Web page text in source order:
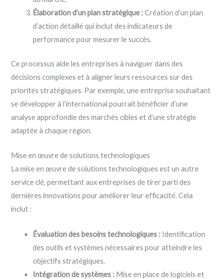
Élaboration d’un plan stratégique :Création d’un plan
d’action détaillé qui inclut des indicateurs de
performance pour mesurer le succès.
Ce processus aide les entreprises à naviguer dans des
décisions complexes et à aligner leurs ressources sur des
priorités stratégiques. Par exemple, une entreprise souhaitant
se développer à l’international pourrait bénéficier d’une
analyse approfondie des marchés cibles et d’une stratégie
adaptée à chaque région.
Mise en œuvre de solutions technologiques
La mise en œuvre de solutions technologiques est un autre
service clé, permettant aux entreprises de tirer parti des
dernières innovations pour améliorer leur efficacité. Cela
inclut :
Évaluation des besoins technologiques : Identification
des outils et systèmes nécessaires pour atteindre les
objectifs stratégiques.
Intégration de systèmes : Mise en place de logiciels et